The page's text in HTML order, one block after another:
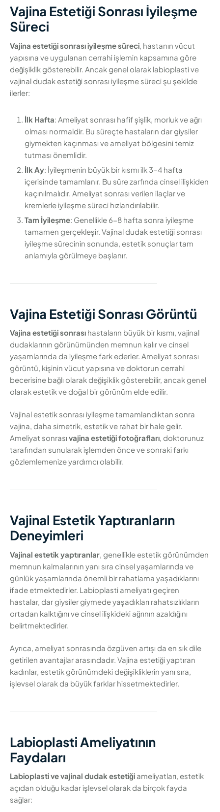
Vajina Estetiği Sonrası İyileşme
Süreci
Vajina estetiği sonrası iyileşme süreci , hastanın vücut
yapısına ve uygulanan cerrahi işlemin kapsamına göre
değişiklik gösterebilir. Ancak genel olarak labioplasti ve
vajinal dudak estetiği sonrası iyileşme süreci şu şekilde
ilerler:
İlk Hafta: Ameliyat sonrası hafif şişlik, morluk ve ağrı
olması normaldir. Bu süreçte hastaların dar giysiler
giymekten kaçınması ve ameliyat bölgesini temiz
tutması önemlidir.
İlk Ay: İyileşmenin büyük bir kısmı ilk 3-4 hafta
içerisinde tamamlanır. Bu süre zarfında cinsel ilişkiden
kaçınılmalıdır. Ameliyat sonrası verilen ilaçlar ve
kremlerle iyileşme süreci hızlandırılabilir.
Tam İyileşme: Genellikle 6-8 hafta sonra iyileşme
tamamen gerçekleşir. Vajinal dudak estetiği sonrası
iyileşme sürecinin sonunda, estetik sonuçlar tam
anlamıyla görülmeye başlanır.
Vajina Estetiği Sonrası Görüntü
Vajina estetiği sonrası hastaların büyük bir kısmı, vajinal
dudaklarının görünümünden memnun kalır ve cinsel
yaşamlarında da iyileşme fark ederler. Ameliyat sonrası
görüntü, kişinin vücut yapısına ve doktorun cerrahi
becerisine bağlı olarak değişiklik gösterebilir, ancak genel
olarak estetik ve doğal bir görünüm elde edilir.
Vajinal estetik sonrası iyileşme tamamlandıktan sonra
vajina, daha simetrik, estetik ve rahat bir hale gelir.
Ameliyat sonrası vajina estetiği fotoğrafları, doktorunuz
tarafından sunularak işlemden önce ve sonraki farkı
gözlemlemenize yardımcı olabilir.
Vajinal Estetik Yaptıranların
Deneyimleri
Vajinal estetik yaptıranlar , genellikle estetik görünümden
memnun kalmalarının yanı sıra cinsel yaşamlarında ve
günlük yaşamlarında önemli bir rahatlama yaşadıklarını
ifade etmektedirler. Labioplasti ameliyatı geçiren
hastalar, dar giysiler giymede yaşadıkları rahatsızlıkların
ortadan kalktığını ve cinsel ilişkideki ağrının azaldığını
belirtmektedirler.
Ayrıca, ameliyat sonrasında özgüven artışı da en sık dile
getirilen avantajlar arasındadır. Vajina estetiği yaptıran
kadınlar, estetik görünümdeki değişikliklerin yanı sıra,
işlevsel olarak da büyük farklar hissetmektedirler.
Labioplasti Ameliyatının
Faydaları
Labioplasti ve vajinal dudak estetiği ameliyatları, estetik
açıdan olduğu kadar işlevsel olarak da birçok fayda
sağlar: